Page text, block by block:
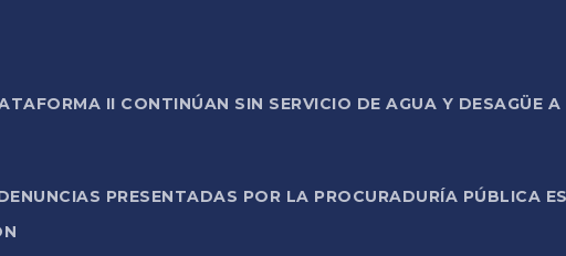
II CONTINÚAN SIN SERVICIO DE AGUA Y DESAGÜE A
PRESENTADAS POR LA PROCURADURÍA PÚBLICA